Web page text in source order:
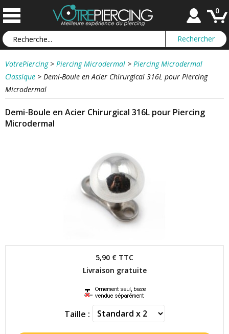
0
VotrePiercing > Piercing Microdermal > Piercing Microdermal
Classique > Demi-Boule en Acier Chirurgical 316L pour Piercing
Microdermal
Demi-Boule en Acier Chirurgical 316L pour Piercing
Microdermal
5,90 € TTC
Livraison gratuite
Taille :